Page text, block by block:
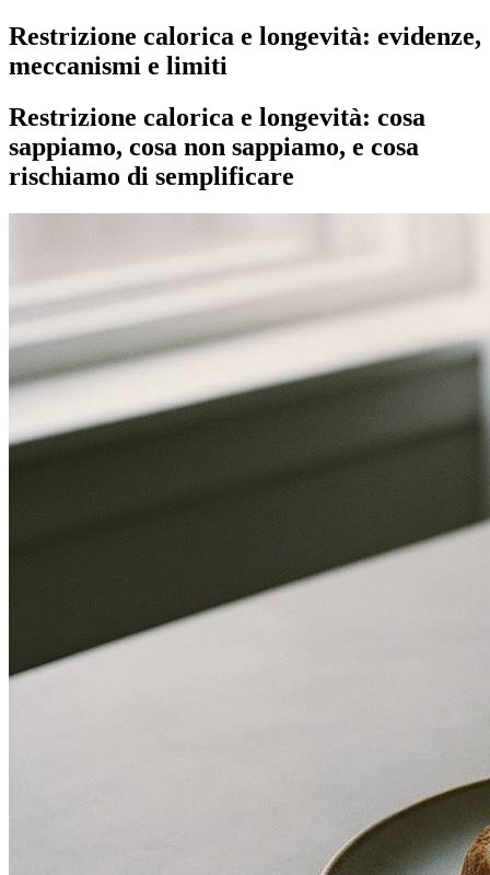
Restrizione calorica e longevità: evidenze,
meccanismi e limiti
Restrizione calorica e longevità: cosa
sappiamo, cosa non sappiamo, e cosa
rischiamo di semplificare